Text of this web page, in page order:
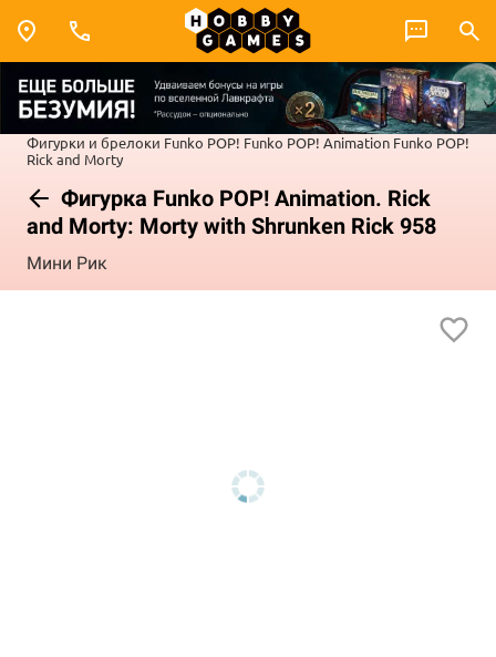
Фигурки и брелоки Funko POP! Funko POP! Animation Funko POP!
Rick and Morty
Фигурка Funko POP! Animation. Rick
and Morty: Morty with Shrunken Rick 958
Мини Рик